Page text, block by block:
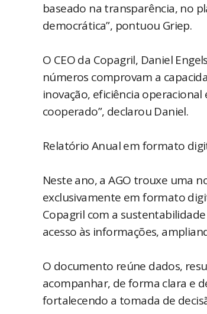
baseado na transparência, no
democrática”, pontuou Griep.
O CEO da Copagril, Daniel
números comprovam a
inovação, eficiência
cooperado”, declarou Daniel.
Relatório Anual em formato
Neste ano, a AGO trouxe uma
exclusivamente em formato
Copagril com a
acesso às informações,
O documento reúne dados,
acompanhar, de forma clara e
fortalecendo a tomada de